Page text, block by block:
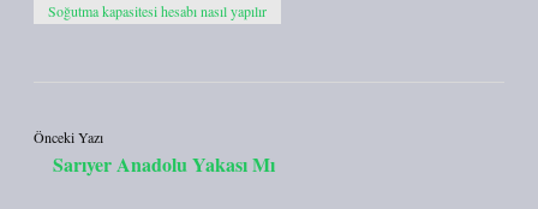
Soğutma kapasitesi hesabı nasıl yapılır
Önceki Yazı
Sarıyer Anadolu Yakası Mı